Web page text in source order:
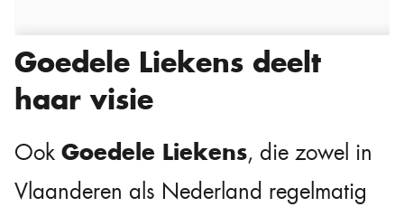
Goedele Liekens deelt
haar visie
Ook Goedele Liekens, die zowel in
Vlaanderen als Nederland regelmatig